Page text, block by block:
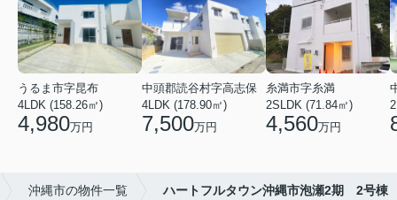
うるま市字昆布
4LDK (158.26㎡)
4,980万円
中頭郡読谷村字高志保
4LDK (178.90㎡)
7,500万円
糸満市字糸満
2SLDK (71.84㎡)
4,560万円
沖縄市の物件一覧 ハートフルタウン沖縄市泡瀬2期 2号棟